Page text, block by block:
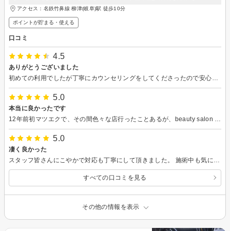
アクセス：名鉄竹鼻線 柳津(岐阜)駅 徒歩10分
ポイントが貯まる・使える
口コミ
4.5
ありがとうございました
5.0
本当に良かったです
5.0
凄く良かった
すべての口コミを見る
その他の情報を表示